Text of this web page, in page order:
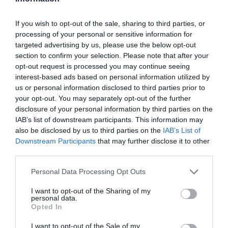
If you wish to opt-out of the sale, sharing to third parties, or
processing of your personal or sensitive information for
targeted advertising by us, please use the below opt-out
section to confirm your selection. Please note that after your
opt-out request is processed you may continue seeing
interest-based ads based on personal information utilized by
us or personal information disclosed to third parties prior to
your opt-out. You may separately opt-out of the further
disclosure of your personal information by third parties on the
IAB’s list of downstream participants. This information may
also be disclosed by us to third parties on the IAB’s List of
Downstream Participants that may further disclose it to other
Personal Data Processing Opt Outs
I want to opt-out of the Sharing of my
personal data.
Opted In
I want to opt-out of the Sale of my
przemieszczać się po różnych atrakcjach.
Poranek w Hamburgu
Zacznij swój dzień od wizyty w pięknym
Elbphilharmonie. Można tam dotrzeć tramwajem
lub pieszo, w zależności od preferencji. Po
zwiedzeniu tego architektonicznego cudu, udaj się
do pobliskiego nabrzeża, aby obejrzeć port i poczuć
energię miasta. Pamiętaj, aby zabrać ze sobą
aparat, aby uwiecznić te niesamowite widoki.
Popołudnie w centrum miasta
Po południu warto udać się na spacer po centrum
Hamburga, które tętni życiem. Możesz odwiedzić
który zachwyca swoją architekturą. Następnie
skieruj się do okolicznych kawiarni lub restauracji,
aby spróbować lokalnych specjałów. Warto także